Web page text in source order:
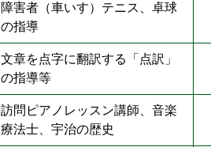
障害者（車いす）テニス、卓球
の指導
文章を点字に翻訳する「点訳」
の指導等
訪問ピアノレッスン講師、音楽
療法士、宇治の歴史